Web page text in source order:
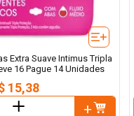
Extra Suave Intimus Tripla
16 Pague 14 Unidades
15,38
＋